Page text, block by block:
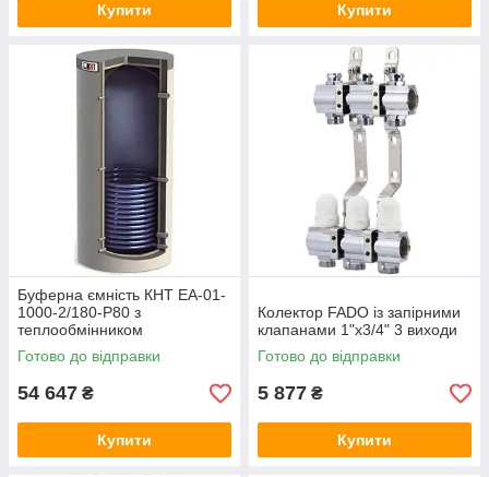
Купити Купити
Буферна ємність КНТ ЕА-01-
1000-2/180-P80 з
теплообмінником
Готово до відправки
54 647 ₴
Купити
Колектор FADO із запірними
клапанами 1"х3/4" 3 виходи
Готово до відправки
5 877 ₴
Купити